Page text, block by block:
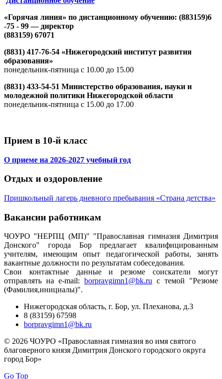
«Горячая линия» по дистанционному обучению: (883159)6
-75 - 99 — директор
(883159) 67071
(8831) 417-76-54 «Нижегородский институт развития
образования»
понедельник-пятница с 10.00 до 15.00
(8831) 433-54-51 Министерство образования, науки и
молодежной политики Нижегородской области
понедельник-пятница с 15.00 до 17.00
Прием в 10-й класс
О приеме на 2026-2027 учебный год
Отдых и оздоровление
Пришкольный лагерь дневного пребывания «Страна детства»
Вакансии работникам
ЧОУРО "НЕРПЦ (МП)" "Православная гимназия Димитрия
Донского" города Бор предлагает квалифицированным
учителям, имеющим опыт педагогической работы, занять
вакантные должности по результатам собеседования.
Свои контактные данные и резюме соискатели могут
отправлять на e-mail: borpravgimn1@bk.ru с темой "Резюме
(Фамилия,инициалы)".
Нижегородская область, г. Бор, ул. Плеханова, д.3
8 (83159) 67598
borpravgimn1@bk.ru
© 2026 ЧОУРО «Православная гимназия во имя святого
благоверного князя Димитрия Донского городского округа
город Бор»
Go Top